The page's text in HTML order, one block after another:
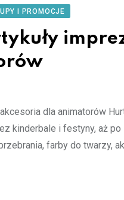
I PROMOCJE
dla animatorów
i festyny, aż po
farby do twarzy,